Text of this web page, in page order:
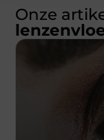
Onze